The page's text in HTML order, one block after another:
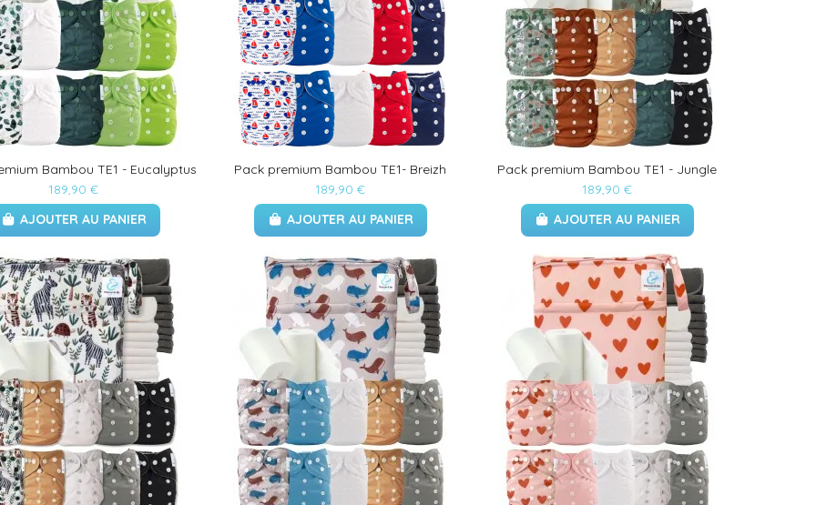
Bambou TE1 - Eucalyptus
189,90 €
AJOUTER AU PANIER
Pack premium Bambou TE1- Breizh
189,90 €
AJOUTER AU PANIER
Pack premium Bambou TE1 - Jungle
189,90 €
AJOUTER AU PANIER